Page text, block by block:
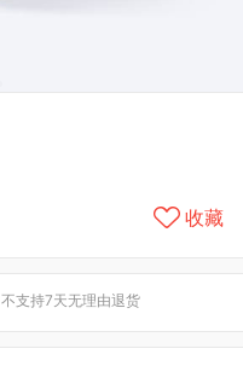
收藏
不支持7天无理由退货